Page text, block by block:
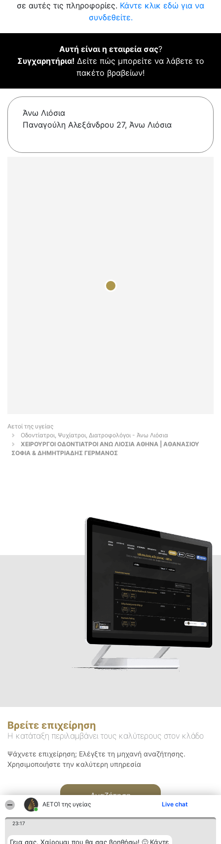
ΑΕΤΟΊ της υγείας Live chat
23:17
Γεια σας. Χαίρομαι που θα σας βοηθήσω! 🙂 Κάντε
σε αυτές τις πληροφορίες. Κάντε κλικ εδώ για να
συνδεθείτε.
Αυτή είναι η εταιρεία σας?
Συγχαρητήρια! Δείτε πώς μπορείτε να λάβετε το
πακέτο βραβείων!
Άνω Λιόσια
Παναγούλη Αλεξάνδρου 27, Άνω Λιόσια
Αετοί της υγείας
Οδοντίατροι, Ψυχίατροι, Διατροφολόγοι - Άνω Λιόσια
ΧΕΙΡΟΥΡΓΟΙ ΟΔΟΝΤΙΑΤΡΟΙ ΑΝΩ ΛΙΟΣΙΑ ΑΘΗΝΑ | ΑΘΑΝΑΣΙΟΥ
ΣΟΦΙΑ & ΔΗΜΗΤΡΙΑΔΗΣ ΓΕΡΜΑΝΟΣ
Βρείτε επιχείρηση
Η κατάταξη περιλαμβάνει τους καλύτερους στον κλάδο
Ψάχνετε επιχείρηση; Ελέγξτε τη μηχανή αναζήτησης.
Χρησιμοποιήστε την καλύτερη υπηρεσία
Αναζήτηση